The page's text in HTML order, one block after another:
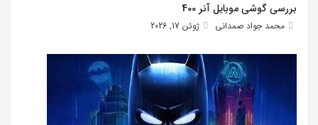
بررسی گوشی موبایل آنر 400
محمد جواد صمدانی ژوئن 17, 2026